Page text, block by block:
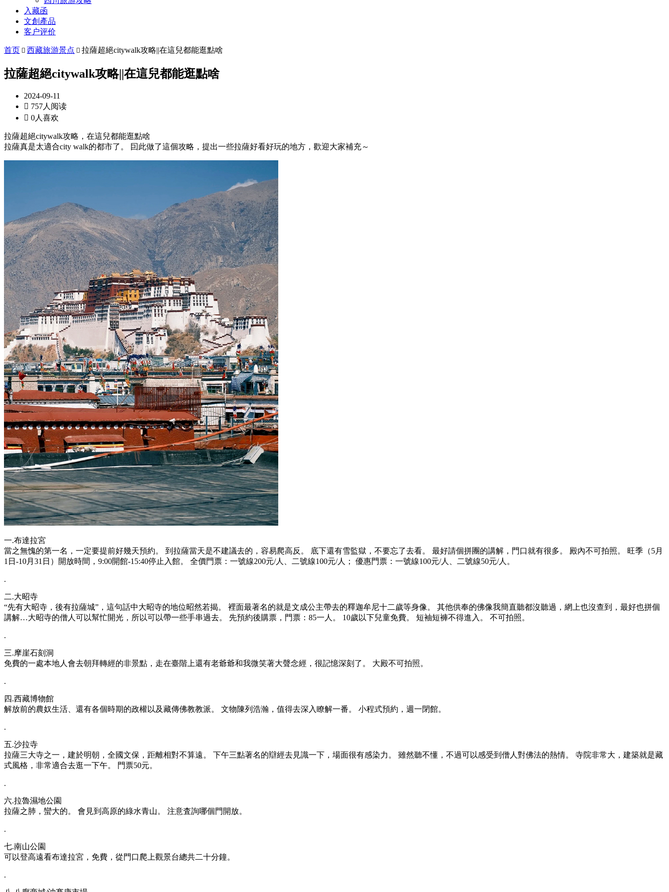
入藏函
文創產品
客户评价
首页  西藏旅游景点  拉薩超絕citywalk攻略||在這兒都能逛點啥
拉薩超絕citywalk攻略||在這兒都能逛點啥
2024-09-11
 757人阅读
 0人喜欢
拉薩超絕citywalk攻略，在這兒都能逛點啥
拉薩真是太適合city walk的都市了。 囙此做了這個攻略，提出一些拉薩好看好玩的地方，歡迎大家補充～
一.布達拉宮
當之無愧的第一名，一定要提前好幾天預約。 到拉薩當天是不建議去的，容易爬高反。 底下還有雪監獄，不要忘了去看。 最好請個拼團的講解，門口就有很多。 殿內不可拍照。 旺季（5月
1日-10月31日）開放時間，9:00開館-15:40停止入館。 全價門票：一號線200元/人、二號線100元/人； 優惠門票：一號線100元/人、二號線50元/人。
.
二.大昭寺
“先有大昭寺，後有拉薩城”，這句話中大昭寺的地位昭然若揭。 裡面最著名的就是文成公主帶去的釋迦牟尼十二歲等身像。 其他供奉的佛像我簡直聽都沒聽過，網上也沒查到，最好也拼個
講解…大昭寺的僧人可以幫忙開光，所以可以帶一些手串過去。 先預約後購票，門票：85一人。 10歲以下兒童免費。 短袖短褲不得進入。 不可拍照。
.
三.摩崖石刻洞
免費的一處本地人會去朝拜轉經的非景點，走在臺階上還有老爺爺和我微笑著大聲念經，很記憶深刻了。 大殿不可拍照。
.
四.西藏博物館
解放前的農奴生活、還有各個時期的政權以及藏傳佛教教派。 文物陳列浩瀚，值得去深入瞭解一番。 小程式預約，週一閉館。
.
五.沙拉寺
拉薩三大寺之一，建於明朝，全國文保，距離相對不算遠。 下午三點著名的辯經去見識一下，場面很有感染力。 雖然聽不懂，不過可以感受到僧人對佛法的熱情。 寺院非常大，建築就是藏
式風格，非常適合去逛一下午。 門票50元。
.
六.拉魯濕地公園
拉薩之肺，蠻大的。 會見到高原的綠水青山。 注意査詢哪個門開放。
.
七.南山公園
可以登高遠看布達拉宮，免費，從門口爬上觀景台總共二十分鐘。
.